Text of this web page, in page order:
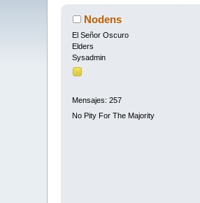
Nodens
El Señor Oscuro
Elders
Sysadmin
Mensajes: 257
No Pity For The Majority